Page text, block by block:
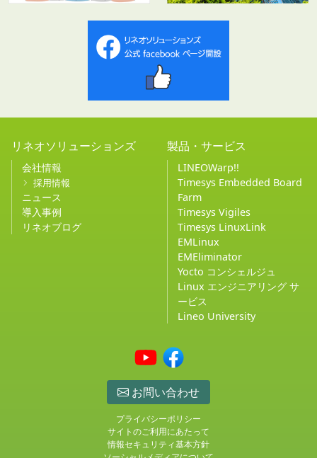
リネオソリューションズ
会社情報
採用情報
ニュース
導入事例
リネオブログ
製品・サービス
LINEOWarp!!
Timesys Embedded Board
Farm
Timesys Vigiles
Timesys LinuxLink
EMLinux
EMEliminator
Yocto コンシェルジュ
Linux エンジニアリング サ
ービス
Lineo University
お問い合わせ
プライバシーポリシー
サイトのご利用にあたって
情報セキュリティ基本方針